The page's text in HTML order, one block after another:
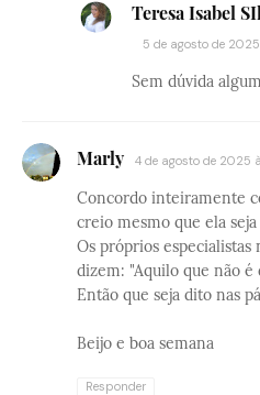
Teresa Isabel
5 de agosto de
Sem dúvida
Marly 4 de agosto de 2025
Concordo inteiramente
creio mesmo que ela
Os próprios especialistas
dizem: "Aquilo que não é
Então que seja dito nas
Beijo e boa semana
Responder